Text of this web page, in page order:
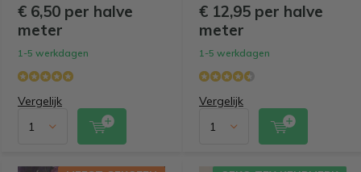
€ 6,50 per halve
meter
1-5 werkdagen
Vergelijk
€ 12,95 per halve
meter
1-5 werkdagen
Vergelijk